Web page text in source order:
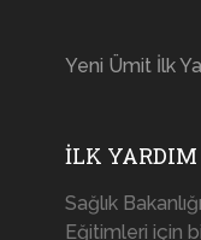
Yeni Ümit İlk
İLK
Sağlık
Eğitimleri için